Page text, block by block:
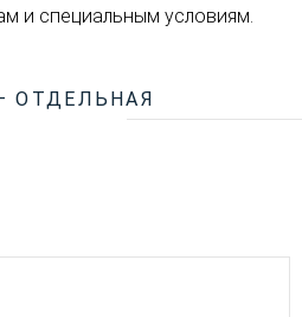
и специальным условиям.
ОТДЕЛЬНАЯ